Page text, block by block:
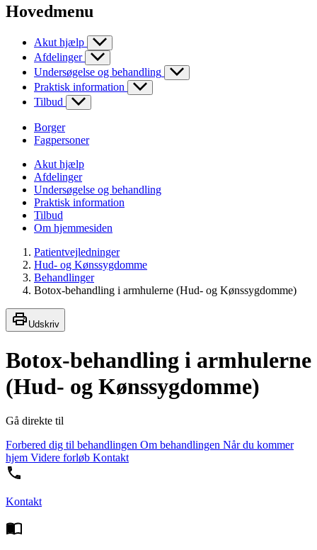
Hovedmenu
Akut hjælp
Afdelinger
Undersøgelse og behandling
Praktisk information
Tilbud
Borger
Fagpersoner
Akut hjælp
Afdelinger
Undersøgelse og behandling
Praktisk information
Tilbud
Om hjemmesiden
Patientvejledninger
Hud- og Kønssygdomme
Behandlinger
Botox-behandling i armhulerne (Hud- og Kønssygdomme)
Udskriv
Botox-behandling i armhulerne
(Hud- og Kønssygdomme)
Gå direkte til
Forbered dig til behandlingen Om behandlingen Når du kommer
hjem Videre forløb Kontakt
Kontakt